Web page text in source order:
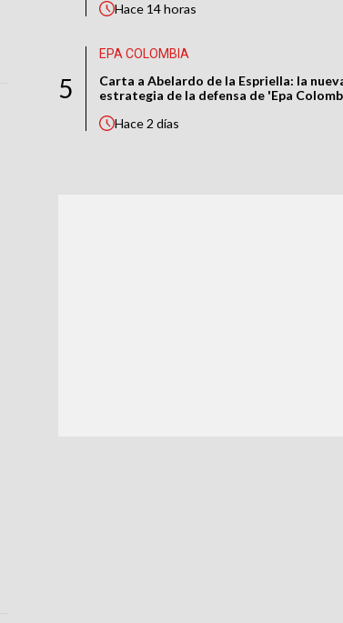
Hace 14 horas
5
EPA COLOMBIA
Carta a Abelardo de la Espriella: la
estrategia de la defensa de 'Epa
Hace2 días